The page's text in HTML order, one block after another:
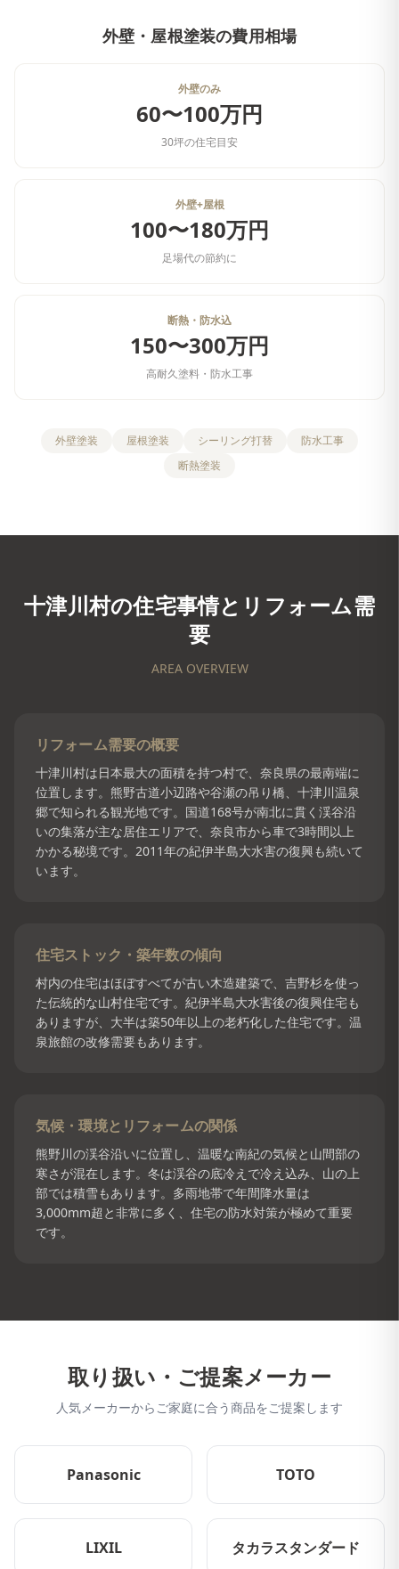
外壁・屋根塗装の費用相場
外壁のみ
60〜100万円
30坪の住宅目安
外壁+屋根
100〜180万円
足場代の節約に
断熱・防水込
150〜300万円
高耐久塗料・防水工事
外壁塗装 屋根塗装 シーリング打替
防水工事
断熱塗装
十津川村の住宅事情とリフォーム需
要
AREA OVERVIEW
リフォーム需要の概要
十津川村は日本最大の面積を持つ村で、奈良県の最南端に
位置します。熊野古道小辺路や谷瀬の吊り橋、十津川温泉
郷で知られる観光地です。国道168号が南北に貫く渓谷沿
いの集落が主な居住エリアで、奈良市から車で3時間以上
かかる秘境です。2011年の紀伊半島大水害の復興も続いて
います。
住宅ストック・築年数の傾向
村内の住宅はほぼすべてが古い木造建築で、吉野杉を使っ
た伝統的な山村住宅です。紀伊半島大水害後の復興住宅も
ありますが、大半は築50年以上の老朽化した住宅です。温
泉旅館の改修需要もあります。
気候・環境とリフォームの関係
熊野川の渓谷沿いに位置し、温暖な南紀の気候と山間部の
寒さが混在します。冬は渓谷の底冷えで冷え込み、山の上
部では積雪もあります。多雨地帯で年間降水量は
3,000mm超と非常に多く、住宅の防水対策が極めて重要
です。
取り扱い・ご提案メーカー
人気メーカーからご家庭に合う商品をご提案します
Panasonic TOTO
LIXIL タカラスタンダード